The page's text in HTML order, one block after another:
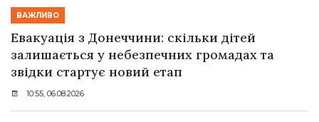
ВАЖЛИВО
Евакуація з Донеччини: скільки дітей
залишається у небезпечних громадах та
звідки стартує новий етап
10:55, 06.08.2026